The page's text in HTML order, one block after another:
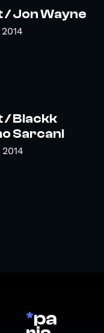
/ Jon Wayne
/ Blackk
Sarcani
*pa